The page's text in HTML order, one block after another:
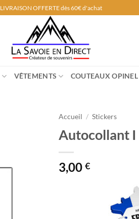
LIVRAISON OFFERTE dès 60€ d'achat
VÊTEMENTS COUTEAUX OPINEL
Accueil / Stickers
Autocollant I
3,00 €